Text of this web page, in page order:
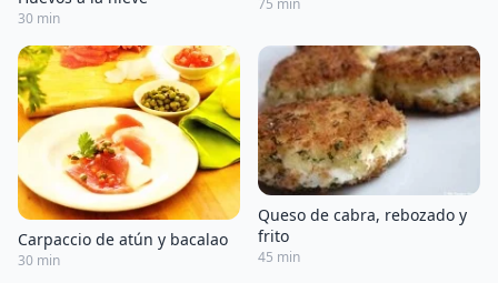
30 min
Carpaccio de atún y bacalao
30 min
Queso de cabra, rebozado y
frito
45 min